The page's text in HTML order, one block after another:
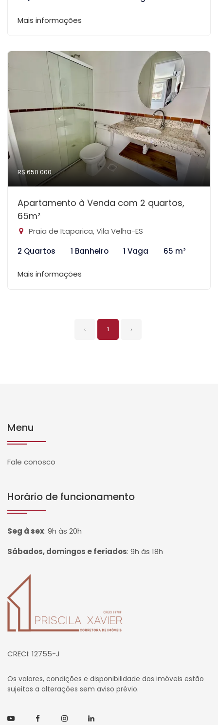
Mais informações
R$ 650.000
Apartamento à Venda com 2 quartos,
65m²
Praia de Itaparica, Vila Velha-ES
2 Quartos
1 Banheiro 1 Vaga 65 m²
Mais informações
‹ 1 ›
Menu
Fale conosco
Horário de funcionamento
Seg à sex: 9h às 20h
Sábados, domingos e feriados: 9h às 18h
Página inicial
CRECI: 12755-J
Os valores, condições e disponibilidade dos imóveis estão
sujeitos a alterações sem aviso prévio.
YoutubeFacebookInstagramLinkedin